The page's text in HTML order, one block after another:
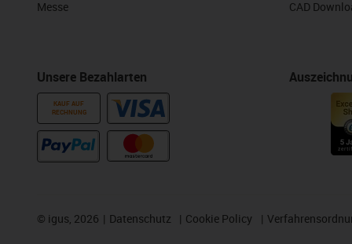
Messe
Unsere Bezahlarten
KAUF AUF
RECHNUNG
CAD
© igus, 2026 Datenschutz Cookie Policy